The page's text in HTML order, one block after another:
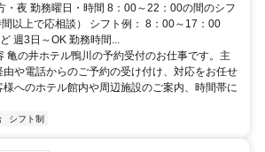
・夜 勤務曜日・時間 8：00～22：00の間のシフ
間以上で応相談） シフト例： 8：00～17：00
週3日～OK 勤務時間...
亀の井ホテル鴨川の予約受付のお仕事です。主
由や電話からのご予約の受け付け、対応をお任せ
へのホテル館内や周辺施設のご案内、時間帯に
シフト制